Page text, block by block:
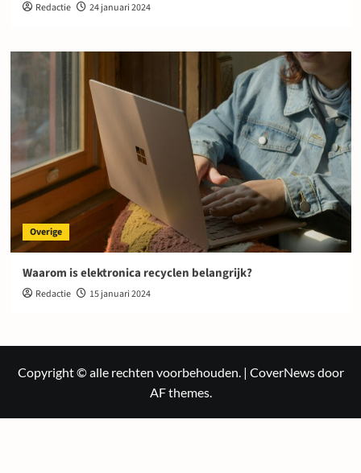
Redactie 24 januari 2024
Overige
Waarom is elektronica recyclen belangrijk?
Redactie 15 januari 2024
Copyright © alle rechten voorbehouden. | CoverNewsdoor
AF themes.